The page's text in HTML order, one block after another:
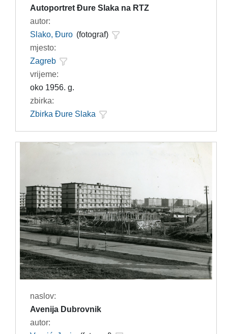
Autoportret Đure Slaka na RTZ
autor:
Slako, Đuro (fotograf)
mjesto:
Zagreb
vrijeme:
oko 1956. g.
zbirka:
Zbirka Đure Slaka
naslov:
Avenija Dubrovnik
autor: